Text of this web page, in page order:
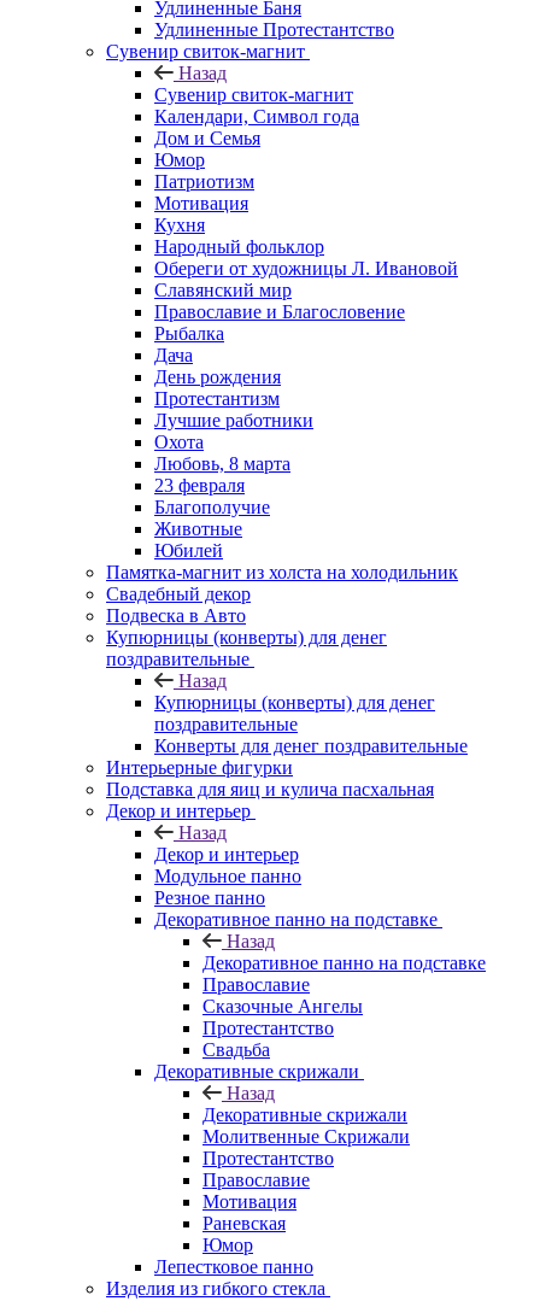
Удлиненные Баня
Удлиненные Протестантство
Сувенир свиток-магнит
Назад
Сувенир свиток-магнит
Календари, Символ года
Дом и Семья
Юмор
Патриотизм
Мотивация
Кухня
Народный фольклор
Обереги от художницы Л. Ивановой
Славянский мир
Православие и Благословение
Рыбалка
Дача
День рождения
Протестантизм
Лучшие работники
Охота
Любовь, 8 марта
23 февраля
Благополучие
Животные
Юбилей
Памятка-магнит из холста на холодильник
Свадебный декор
Подвеска в Авто
Купюрницы (конверты) для денег
поздравительные
Назад
Купюрницы (конверты) для денег
поздравительные
Конверты для денег поздравительные
Интерьерные фигурки
Подставка для яиц и кулича пасхальная
Декор и интерьер
Назад
Декор и интерьер
Модульное панно
Резное панно
Декоративное панно на подставке
Назад
Декоративное панно на подставке
Православие
Сказочные Ангелы
Протестантство
Свадьба
Декоративные скрижали
Назад
Декоративные скрижали
Молитвенные Скрижали
Протестантство
Православие
Мотивация
Раневская
Юмор
Лепестковое панно
Изделия из гибкого стекла